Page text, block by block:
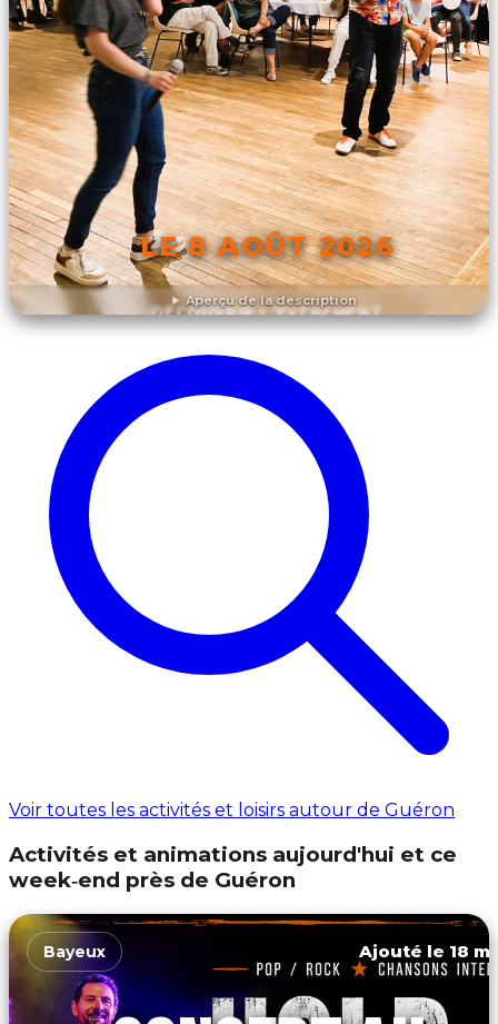
Aperçu de la description
LE 8 AOÛT 2026
DÉCOUVRIR L'ÉVÉNEMENT
Voir toutes les activités et loisirs autour de Guéron
Activités et animations aujourd'hui et ce
week‑end près de Guéron
Bayeux Ajouté le 18